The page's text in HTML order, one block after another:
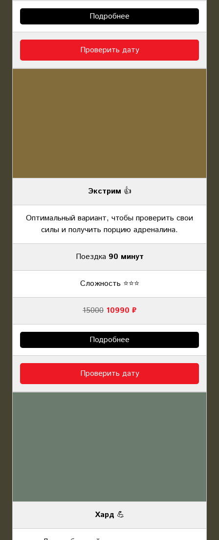
Подробнее
Проверить дату
Экстрим 👍
Оптимальный вариант, чтобы проверить свои
силы и получить порцию адреналина.
Поездка 90 минут
Сложность ⭐️⭐️⭐️
15000 10990 ₽
Подробнее
Проверить дату
Хард 💪